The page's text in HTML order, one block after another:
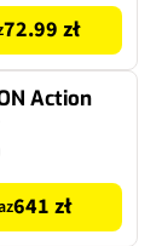
72.99 zł
Action
641 zł